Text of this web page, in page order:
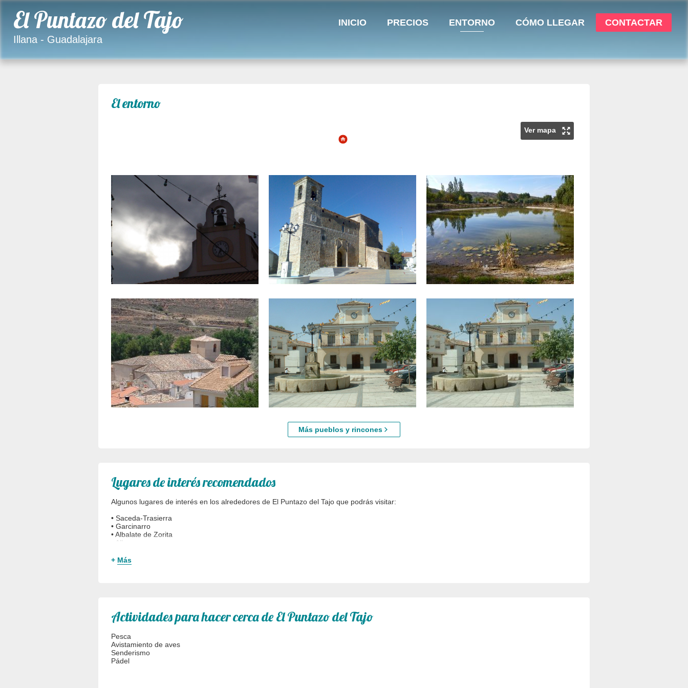
El Puntazo del Tajo
Illana - Guadalajara
INICIO PRECIOS ENTORNO CÓMO LLEGAR CONTACTAR
El entorno
Ver mapa
a 4,07 km aprox.
a 5,79 km aprox.
a 6,55 km aprox.
a 6,68 km aprox.
Más pueblos y rincones
Lugares de interés recomendados
Algunos lugares de interés en los alrededores de El Puntazo del Tajo que podrás visitar:
• Saceda-Trasierra
• Garcinarro
• Albalate de Zorita
• Albares
. ILLANA
+ Más
Actividades para hacer cerca de El Puntazo del Tajo
Pesca
Avistamiento de aves
Senderismo
Pádel